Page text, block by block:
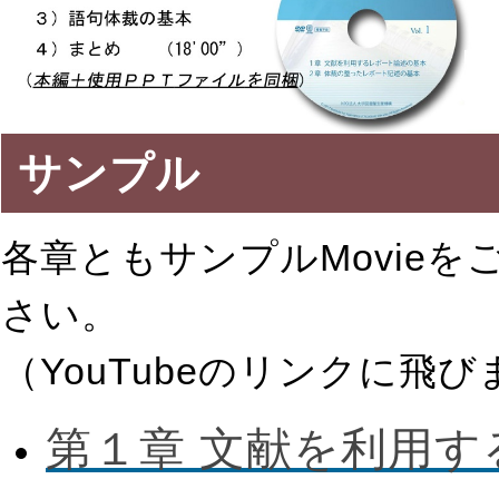
サンプル
各章ともサンプルMovieを
さい。
（YouTubeのリンクに飛び
第１章 文献を利用